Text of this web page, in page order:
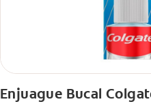
Enjuague Bucal